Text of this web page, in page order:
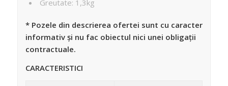
Greutate: 1,3kg
* Pozele din descrierea ofertei sunt cu caracter
informativ și nu fac obiectul nici unei obligații
contractuale.
CARACTERISTICI